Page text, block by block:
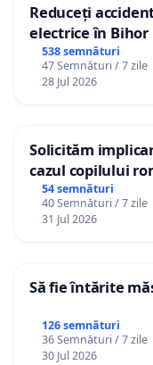
Reduceți
electrice în Bihor
538 semnături
47 Semnături / 7 zile
28 Jul 2026
Solicităm
cazul copilului
Gheorghe, aflat
12 ani
54 semnături
40 Semnături / 7 zile
31 Jul 2026
Să fie întărite
126 semnături
36 Semnături / 7 zile
30 Jul 2026